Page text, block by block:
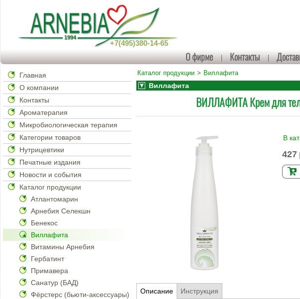
+7(495)380-14-65
О фирме Контакты
Каталог продукции Виллафита
Виллафита
ВИЛЛАФИТА Крем для
В
427
Описание Инструкция
Главная
О компании
Контакты
Ароматерапия
Микробиологическая терапия
Категории товаров
Нутрицевтики
Печатные издания
Новости и события
Каталог продукции
Атлантомарин
Арнебия Селекшн
Бенекос
Виллафита
Витамины Арнебия
Гербатинт
Примавера
Санатур (БАД)
Фёрстерс (бьюти-аксессуары)